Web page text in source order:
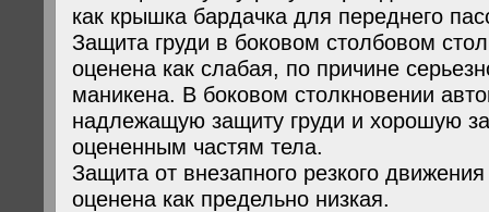
как крышка бардачка для переднего
Защита груди в боковом столбовом
оценена как слабая, по причине
маникена. В боковом столкновении
надлежащую защиту груди и хорошую
оцененным частям тела.
Защита от внезапного резкого
оценена как предельно низкая.